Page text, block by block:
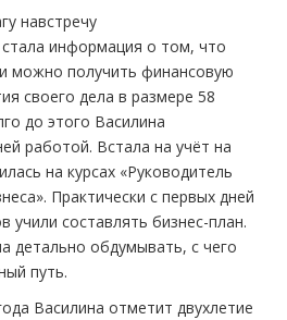
навстречу
информация о том, что
можно получить финансовую
своего дела в размере 58
до этого Василина
работой. Встала на учёт на
на курсах «Руководитель
Практически с первых дней
учили составлять бизнес-план.
детально обдумывать, с чего
путь.
Василина отметит двухлетие